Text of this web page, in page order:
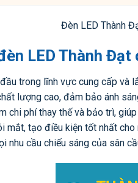
Đèn LED Thành
LED Thành Đạt
trong lĩnh vực cung cấp và
lượng cao, đảm bảo ánh
chi phí thay thế và bảo trì,
mắt, tạo điều kiện tốt nhất
nhu cầu chiếu sáng của sân